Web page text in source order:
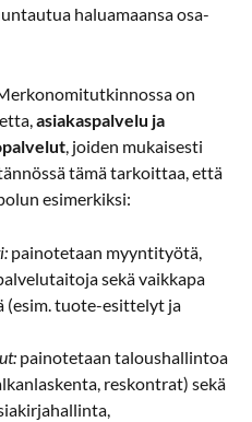
haluamaansa osa-
on
asiakaspalvelu ja
, joiden mukaisesti
tämä tarkoittaa, että
esimerkiksi:
painotetaan myyntityötä,
sekä vaikkapa
tuote-esittelyt ja
painotetaan taloushallintoa
reskontrat) sekä